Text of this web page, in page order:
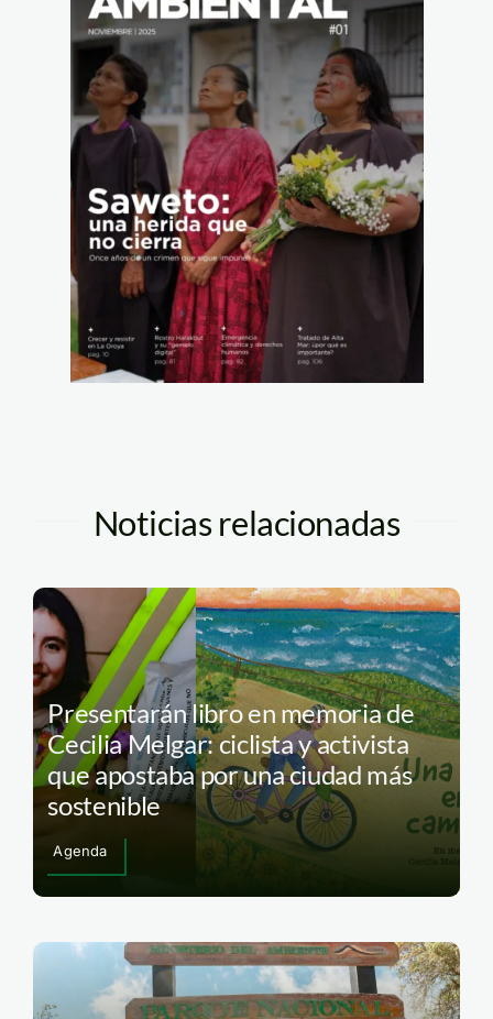
Noticias relacionadas
Presentarán libro en memoria de
Cecilia Melgar: ciclista y activista
que apostaba por una ciudad más
sostenible
Agenda